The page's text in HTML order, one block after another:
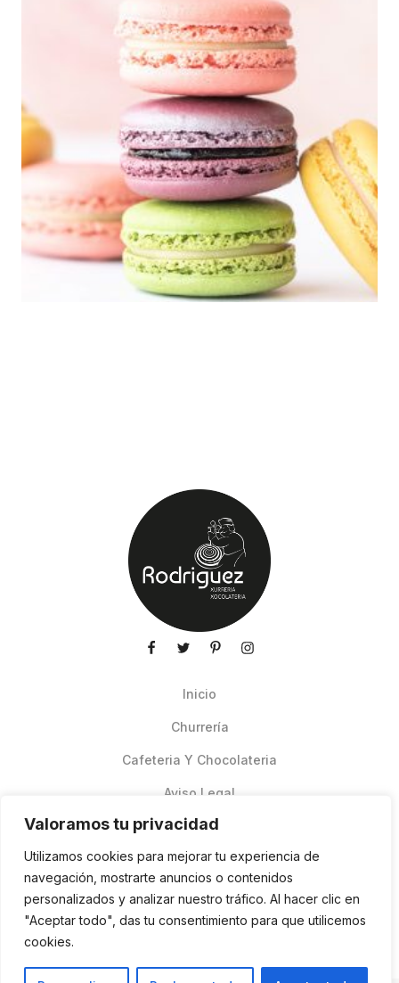
Valoramos tu privacidad
Utilizamos cookies para mejorar tu experiencia de
navegación, mostrarte anuncios o contenidos
personalizados y analizar nuestro tráfico. Al hacer clic en
"Aceptar todo", das tu consentimiento para que utilicemos
cookies.
Inicio
Churrería
Cafeteria Y Chocolateria
Aviso Legal
Pedidos Online Glovo
Contacto